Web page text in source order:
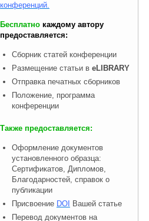
конференций.
Бесплатно каждому автору
предоставляется:
Сборник статей конференции
Размещение статьи в eLIBRARY
Отправка печатных сборников
Положение, программа
конференции
Также предоставляется:
Оформление документов
установленного образца:
Сертификатов, Дипломов,
Благодарностей, справок о
публикации
Присвоение DOI
Вашей статье
Перевод документов на